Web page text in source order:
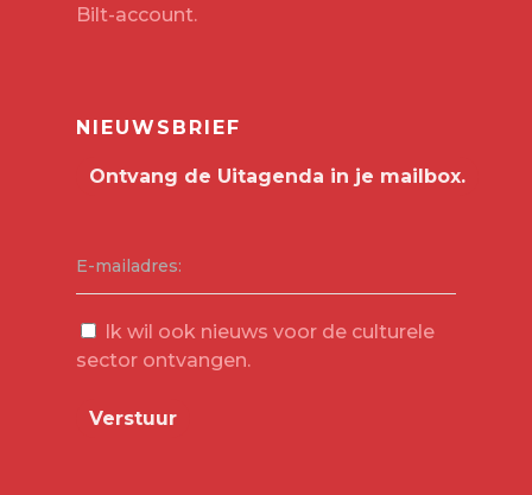
Bilt-account.
NIEUWSBRIEF
E-mailadres:
Ik wil ook nieuws voor de culturele
sector ontvangen.